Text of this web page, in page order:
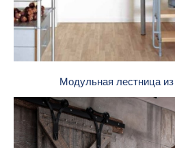
Модульная лестница